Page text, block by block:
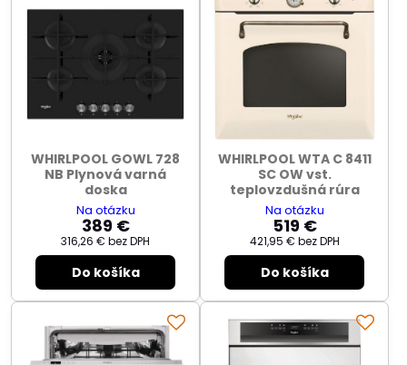
WHIRLPOOL GOWL 728
NB Plynová varná
doska
Na otázku
389 €
316,26 € bez DPH
Do košíka
WHIRLPOOL WTA C 8411
SC OW vst.
teplovzdušná rúra
Na otázku
519 €
421,95 € bez DPH
Do košíka